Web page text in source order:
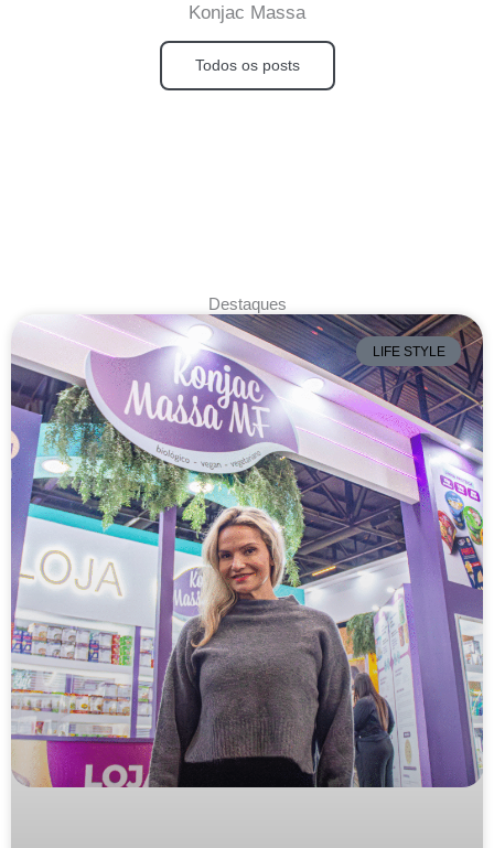
Konjac Massa
Todos os posts
Destaques
LIFE STYLE